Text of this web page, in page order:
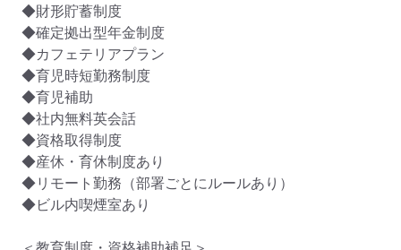
◆財形貯蓄制度
◆確定拠出型年金制度
◆カフェテリアプラン
◆育児時短勤務制度
◆育児補助
◆社内無料英会話
◆資格取得制度
◆産休・育休制度あり
◆リモート勤務（部署ごとにルールあり）
◆ビル内喫煙室あり